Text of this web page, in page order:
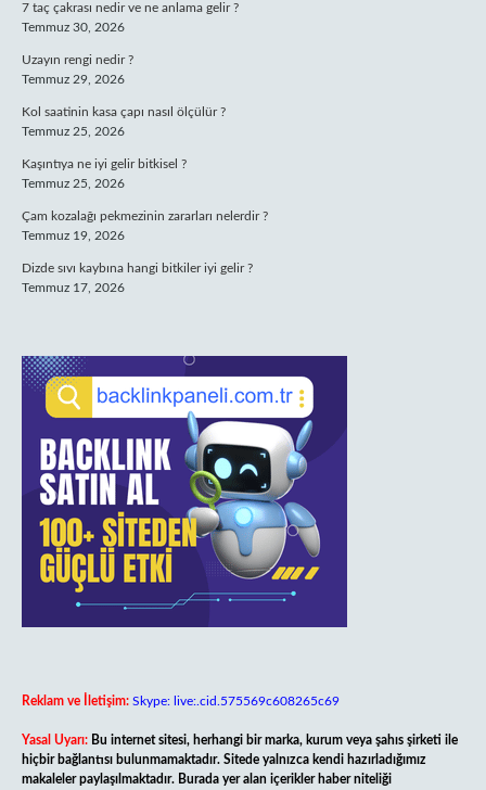
7 taç çakrası nedir ve ne anlama gelir ?
Temmuz 30, 2026
Uzayın rengi nedir ?
Temmuz 29, 2026
Kol saatinin kasa çapı nasıl ölçülür ?
Temmuz 25, 2026
Kaşıntıya ne iyi gelir bitkisel ?
Temmuz 25, 2026
Çam kozalağı pekmezinin zararları nelerdir ?
Temmuz 19, 2026
Dizde sıvı kaybına hangi bitkiler iyi gelir ?
Temmuz 17, 2026
Reklam ve İletişim: Skype: live:.cid.575569c608265c69
Yasal Uyarı: Bu internet sitesi, herhangi bir marka, kurum veya şahıs şirketi ile
hiçbir bağlantısı bulunmamaktadır. Sitede yalnızca kendi hazırladığımız
makaleler paylaşılmaktadır. Burada yer alan içerikler haber niteliği